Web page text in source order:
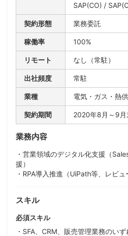
SAP(CO) /
契約形態 業務委託
稼働率 100%
リモート なし（常駐）
出社頻度 常駐
業種 電気・ガス・熱
契約期間 2020年8月～9月
業務内容
・営業領域のデジタル化支援（
援）
・RPA導入推進（UiPath等、レビュ
スキル
必須スキル
・SFA、CRM、販売管理業務のい